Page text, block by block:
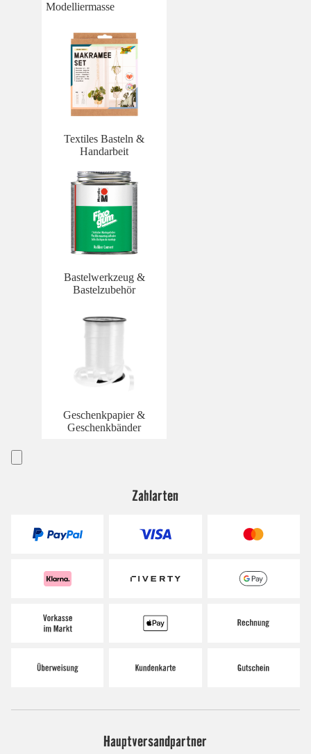
Modelliermasse
Textiles Basteln &
Handarbeit
Bastelwerkzeug &
Bastelzubehör
Geschenkpapier &
Geschenkbänder
Zahlarten
Hauptversandpartner